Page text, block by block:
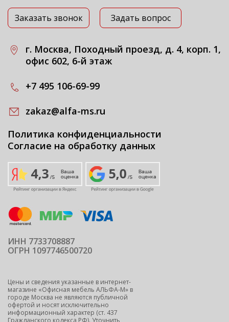
Заказать звонок Задать вопрос
г. Москва, Походный проезд, д. 4, корп. 1,
офис 602, 6-й этаж
+7 495 106-69-99
zakaz@alfa-ms.ru
Политика конфиденциальности
Согласие на обработку данных
ИНН 7733708887
ОГРН 1097746500720
Цены и сведения указанные в интернет-
магазине «Офисная мебель АЛЬФА-М» в
городе Москва не являются публичной
офертой и носят исключительно
информационный характер (ст. 437